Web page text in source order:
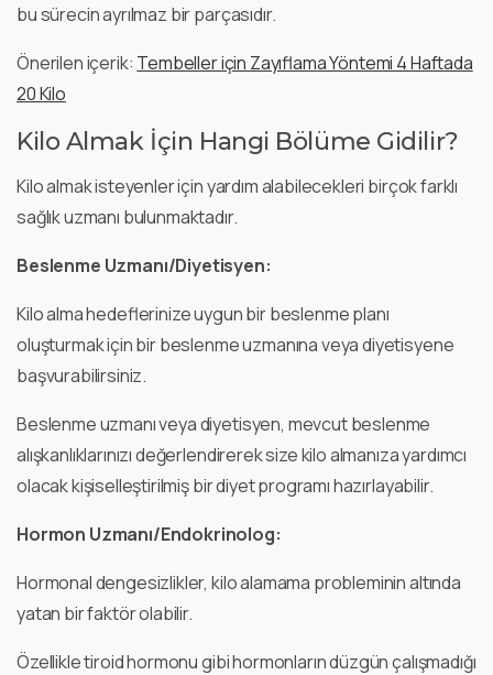
bu sürecin ayrılmaz bir parçasıdır.
Önerilen içerik: Tembeller için Zayıflama Yöntemi 4 Haftada
20 Kilo
Kilo Almak İçin Hangi Bölüme Gidilir?
Kilo almak isteyenler için yardım alabilecekleri birçok farklı
sağlık uzmanı bulunmaktadır.
Beslenme Uzmanı/Diyetisyen:
Kilo alma hedeflerinize uygun bir beslenme planı
oluşturmak için bir beslenme uzmanına veya diyetisyene
başvurabilirsiniz.
Beslenme uzmanı veya diyetisyen, mevcut beslenme
alışkanlıklarınızı değerlendirerek size kilo almanıza yardımcı
olacak kişiselleştirilmiş bir diyet programı hazırlayabilir.
Hormon Uzmanı/Endokrinolog:
Hormonal dengesizlikler, kilo alamama probleminin altında
yatan bir faktör olabilir.
Özellikle tiroid hormonu gibi hormonların düzgün çalışmadığı